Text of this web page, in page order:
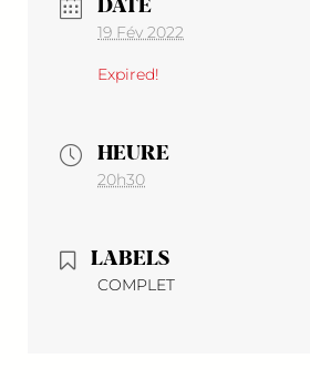
19 Fév 2022
Expired!
HEURE
20h30
LABELS
COMPLET